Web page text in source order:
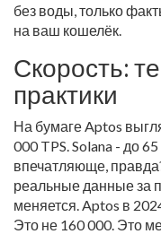
без воды, только
на ваш кошелёк.
Скорость:
практики
На бумаге Aptos
000 TPS. Solana - до
впечатляюще,
реальные данные за
меняется. Aptos в
Это не 160 000. Это